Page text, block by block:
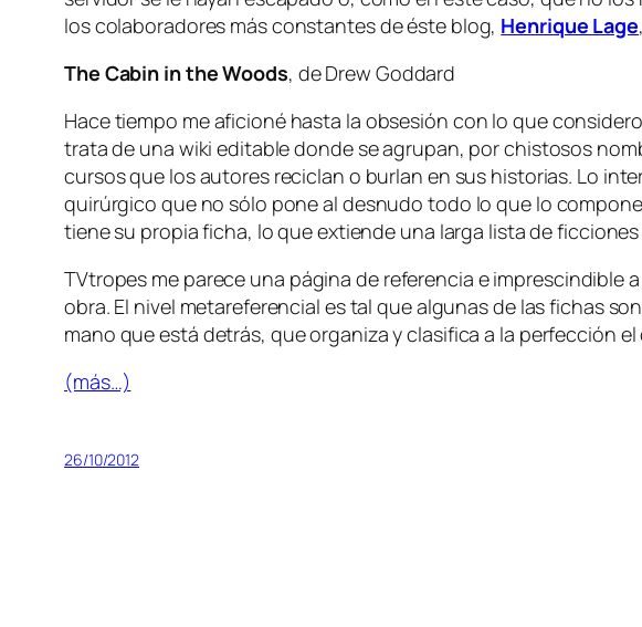
los co­la­bo­ra­do­res más cons­tan­tes de és­te blog, Henrique Lage
The Cabin in the Woods, de Drew Goddard
Hace tiem­po me afi­cio­né has­ta la ob­se­sión con lo que
tra­ta de una wi­ki edi­ta­ble don­de se agru­pan, por chis­to­sos
cur­sos que los au­to­res re­ci­clan o bur­lan en sus his­to­rias. Lo
qui­rúr­gi­co que no só­lo po­ne al des­nu­do to­do lo que lo
tie­ne su pro­pia fi­cha, lo que ex­tien­de una lar­ga lis­ta de
TVtropes me pa­re­ce una pá­gi­na de re­fe­ren­cia e
obra. El ni­vel me­ta­re­fe­ren­cial es tal que al­gu­nas de las fi­chas
mano que es­tá de­trás, que or­ga­ni­za y cla­si­fi­ca a la per­fec­ción
(más…)
26/10/2012